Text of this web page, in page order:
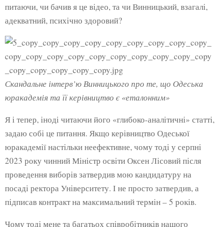
питаючи, чи бачив я це відео, та чи Винницький, взагалі,
адекватний, психічно здоровий?
Скандальне інтерв’ю Винницького про те, що Одеська
юракадемія та її керівництво є «еталонним»
Я і тепер, іноді читаючи його «глибоко-аналітичні» статті,
задаю собі це питання. Якщо керівництво Одеської
юракадемії настільки неефективне, чому тоді у серпні
2023 року чинний Міністр освіти Оксен Лісовий після
проведення виборів затвердив мою кандидатуру на
посаді ректора Університету. І не просто затвердив, а
підписав контракт на максимальний термін – 5 років.
Чому тоді мене та багатьох співробітників нашого